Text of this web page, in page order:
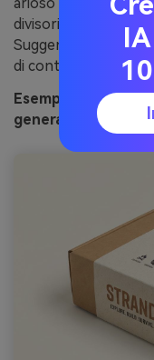
divisori, mentre il
Suggerimento:
di contrasto e
Esempio di
generato con